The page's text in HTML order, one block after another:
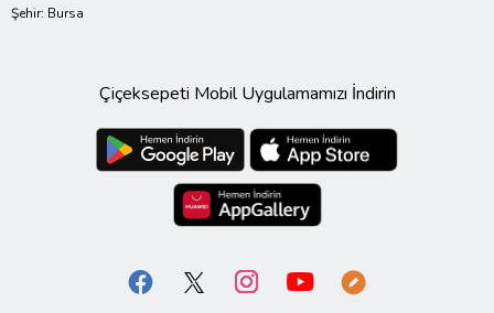
Şehir: Bursa
Çiçeksepeti Mobil Uygulamamızı İndirin